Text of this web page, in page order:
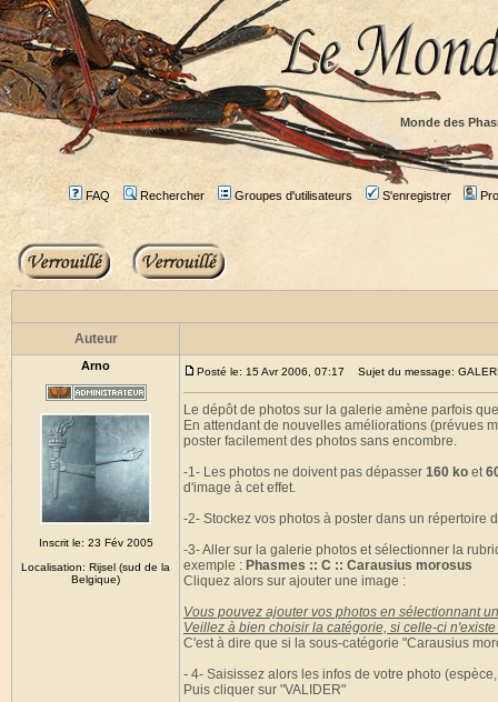
Monde des
FAQ Rechercher Groupes d'utilisateurs S'enregistrer
Auteur
Arno
Inscrit le: 23 Fév 2005
Localisation: Rijsel (sud de la
Belgique)
Posté le: 15 Avr 2006, 07:17 Sujet du message:
Le dépôt de photos sur la galerie amène parfois
En attendant de nouvelles améliorations (prévues
poster facilement des photos sans encombre.
-1- Les photos ne doivent pas dépasser 160 ko et
d'image à cet effet.
-2- Stockez vos photos à poster dans un répertoire
-3- Aller sur la galerie photos et sélectionner la
exemple : Phasmes :: C :: Carausius morosus
Cliquez alors sur ajouter une image :
Vous pouvez ajouter vos photos en sélectionnant
Veillez à bien choisir la catégorie, si celle-ci
C'est à dire que si la sous-catégorie "Carausius
- 4- Saisissez alors les infos de votre photo
Puis cliquer sur "VALIDER"